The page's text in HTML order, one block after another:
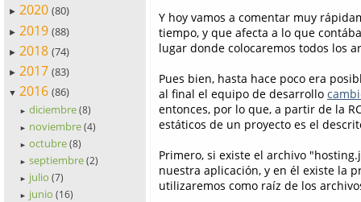
► 2020 (80)
► 2019 (88)
► 2018 (74)
► 2017 (83)
▼ 2016 (86)
► diciembre (8)
► noviembre (4)
► octubre (8)
► septiembre (2)
► julio (7)
► junio (16)
Y hoy vamos a comentar muy
tiempo, y que afecta a lo que
lugar donde colocaremos todos los
Pues bien, hasta hace poco era
al final el equipo de desarrollo
entonces, por lo que, a partir de la
estáticos de un proyecto es el
Primero, si existe el archivo
nuestra aplicación, y en él existe la
utilizaremos como raíz de los